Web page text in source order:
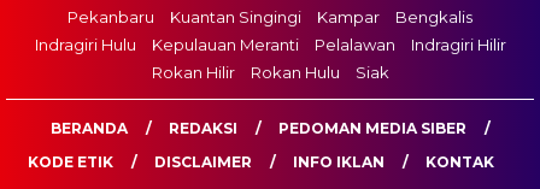
Pekanbaru
Kuantan Singingi Kampar
Bengkalis
Indragiri Hulu
Kepulauan Meranti Pelalawan
Indragiri Hilir
Rokan Hilir
Rokan Hulu Siak
BERANDA REDAKSI
PEDOMAN MEDIA SIBER
KODE ETIK
DISCLAIMER INFO IKLAN KONTAK